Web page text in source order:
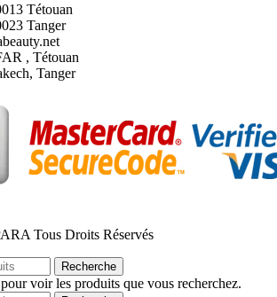
Tétouan
Tanger
, Tétouan
Tanger
Tous Droits Réservés
Recherche
voir les produits que vous recherchez.